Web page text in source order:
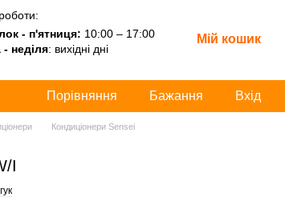
- п'ятниця: 10:00 – 17:00
неділя: вихідні дні
Мій кошик
Порівняння Бажання Вхід
Кондиціонери Sensei
I